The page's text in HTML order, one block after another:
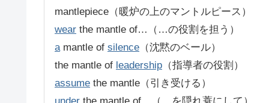
mantlepiece（暖炉の上のマントルピース）
wear the mantle of…（…の役割を担う）
amantle of silence （沈黙のベール）
the mantle of leadership （指導者の役割）
assume the mantle（引き受ける）